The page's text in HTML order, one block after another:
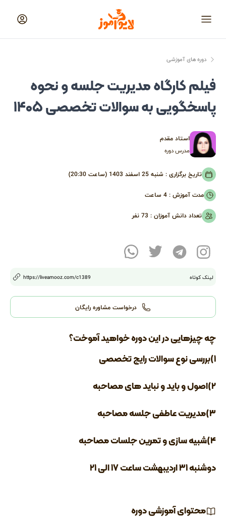
منو
لایوآموز
دوره های آموزشی
فیلم کارگاه مدیریت جلسه و نحوه
پاسخگویی به سوالات تخصصی ۱۴۰۵
استاد مقدم
مدرس دوره
تاریخ برگزاری :شنبه 25 اسفند 1403 (ساعت 20:30)
مدت آموزش :4 ساعت
تعداد دانش آموزان : 73نفر
لینک کوتاه https://liveamooz.com/c1389
درخواست مشاوره رایگان
چه چیزهایی در این دوره خواهید آموخت؟
۱)بررسی نوع سوالات رایج تخصصی
۲)اصول و باید و نباید های مصاحبه
۳)مدیریت عاطفی جلسه مصاحبه
۴)شبیه سازی و تمرین جلسات مصاحبه
دوشنبه ۳۱ اردیبهشت ساعت ۱۷ الی ۲۱
محتوای آموزشی دوره